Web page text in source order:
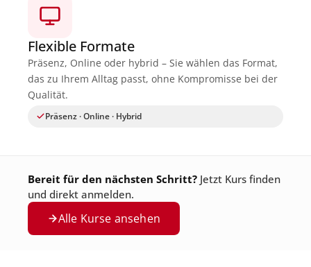
Flexible Formate
Präsenz, Online oder hybrid – Sie wählen das Format,
das zu Ihrem Alltag passt, ohne Kompromisse bei der
Qualität.
Präsenz · Online · Hybrid
Bereit für den nächsten Schritt? Jetzt Kurs finden
und direkt anmelden.
Alle Kurse ansehen